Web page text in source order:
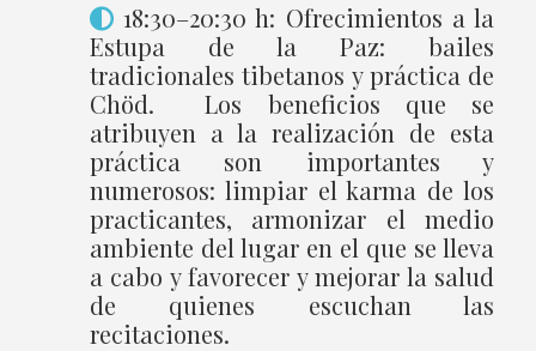
18:30–20:30 h: Ofrecimientos a la
Estupa de la Paz: bailes
tradicionales tibetanos y práctica de
Chöd. Los beneficios que se
atribuyen a la realización de esta
práctica son importantes y
numerosos: limpiar el karma de los
practicantes, armonizar el medio
ambiente del lugar en el que se lleva
a cabo y favorecer y mejorar la salud
de quienes escuchan las
recitaciones.